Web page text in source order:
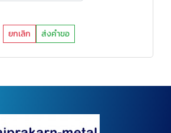
ยกเลิก ส่งคำขอ